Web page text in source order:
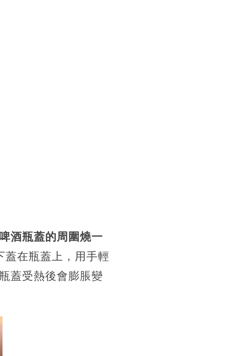
酒瓶蓋的周圍燒一
蓋在瓶蓋上，用手輕
蓋受熱後會膨脹變